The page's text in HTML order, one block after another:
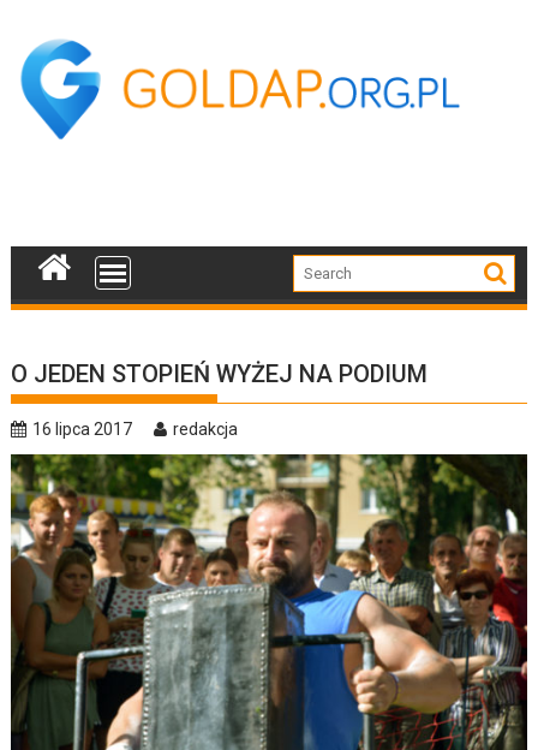
content
O JEDEN STOPIEŃ WYŻEJ NA PODIUM
16 lipca 2017 redakcja